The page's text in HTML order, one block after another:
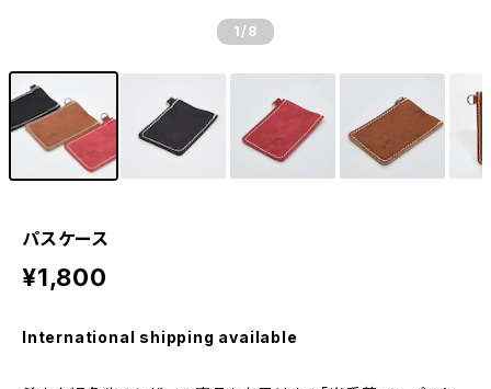
1 /8
パスケース
¥1,800
International shipping available